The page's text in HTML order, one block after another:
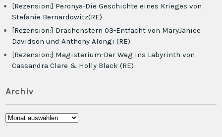
[Rezension:] Peronya-Die Geschichte eines Krieges von
Stefanie Bernardowitz(RE)
[Rezension:] Drachenstern 03-Entfacht von MaryJanice
Davidson und Anthony Alongi (RE)
[Rezension:] Magisterium-Der Weg ins Labyrinth von
Cassandra Clare & Holly Black (RE)
Archiv
Archiv